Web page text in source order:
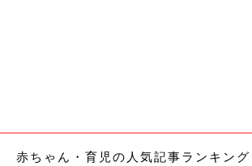
赤ちゃん・育児の人気記事ランキング